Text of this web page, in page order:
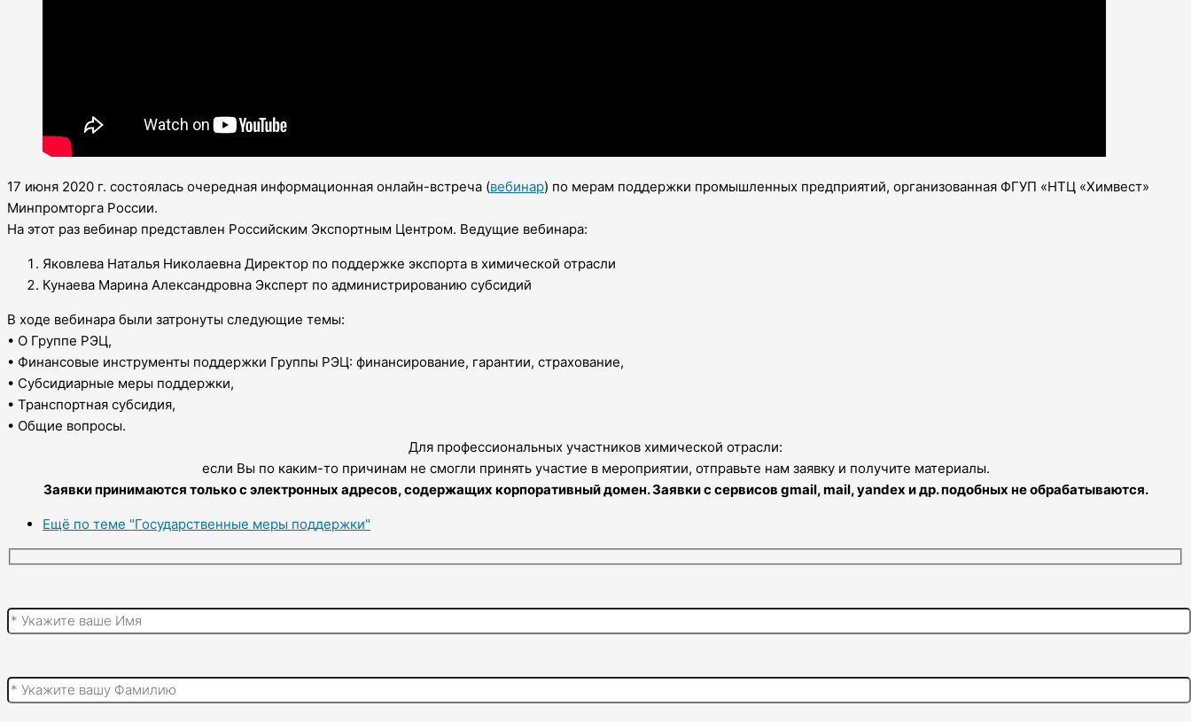
17 июня 2020 г. состоялась очередная информационная онлайн-встреча (вебинар) по мерам поддержки промышленных предприятий, организованная ФГУП «НТЦ «Химвест»
Минпромторга России.
На этот раз вебинар представлен Российским Экспортным Центром. Ведущие вебинара:
Яковлева Наталья Николаевна Директор по поддержке экспорта в химической отрасли
Кунаева Марина Александровна Эксперт по администрированию субсидий
В ходе вебинара были затронуты следующие темы:
• О Группе РЭЦ,
• Финансовые инструменты поддержки Группы РЭЦ: финансирование, гарантии, страхование,
• Субсидиарные меры поддержки,
• Транспортная субсидия,
• Общие вопросы.
Для профессиональных участников химической отрасли:
если Вы по каким-то причинам не смогли принять участие в мероприятии, отправьте нам заявку и получите материалы.
Заявки принимаются только с электронных адресов, содержащих корпоративный домен. Заявки с сервисов gmail, mail, yandex и др. подобных не обрабатываются.
Ещё по теме "Государственные меры поддержки"